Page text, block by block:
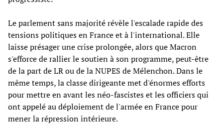
Le parlement sans majorité révèle l'escalade rapide des
tensions politiques en France et à l'international. Elle
laisse présager une crise prolongée, alors que Macron
s'efforce de rallier le soutien à son programme, peut-être
de la part de LR ou de la NUPES de Mélenchon. Dans le
même temps, la classe dirigeante met d'énormes efforts
pour mettre en avant les néo-fascistes et les officiers qui
ont appelé au déploiement de l'armée en France pour
mener la répression intérieure.